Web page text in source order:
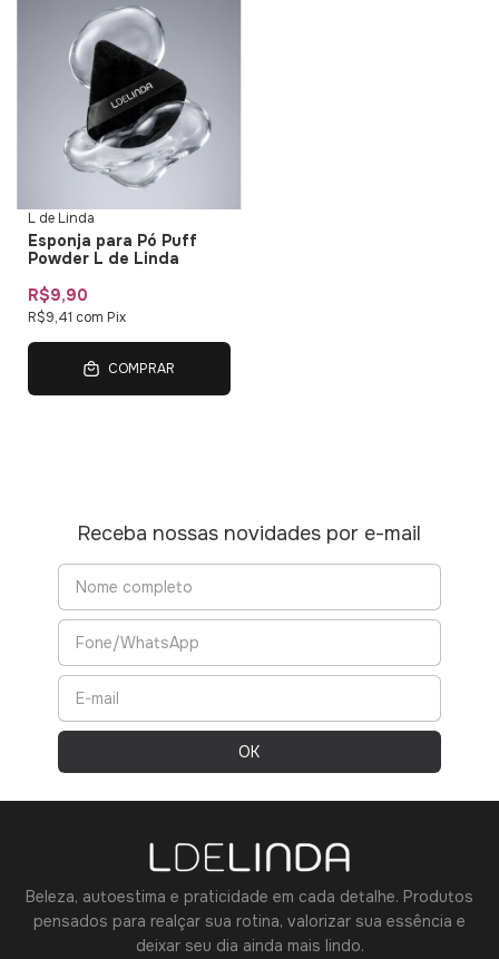
L de Linda
Esponja para Pó Puff
Powder L de Linda
R$9,90
R$9,41 com Pix
COMPRAR
Receba nossas novidades por e-mail
Beleza, autoestima e praticidade em cada detalhe. Produtos
pensados para realçar sua rotina, valorizar sua essência e
deixar seu dia ainda mais lindo.